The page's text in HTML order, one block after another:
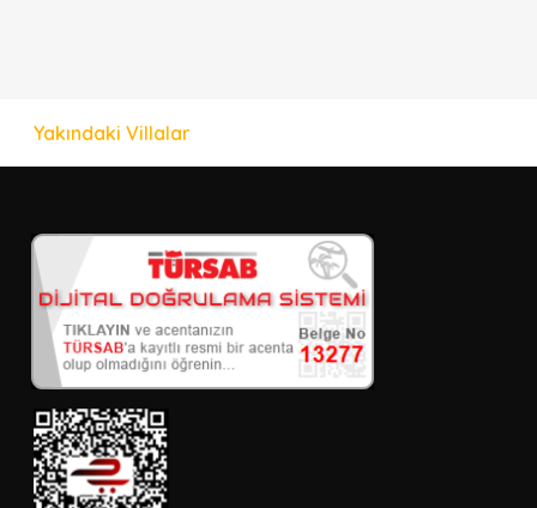
Yakındaki Villalar